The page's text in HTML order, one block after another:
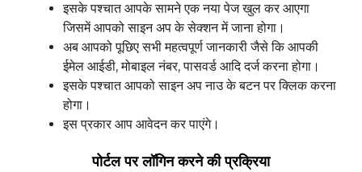
इसके पश्चात आपके सामने एक नया पेज खुल कर आएगा
जिसमें आपको साइन अप के सेक्शन में जाना होगा।
अब आपको पूछिए सभी महत्वपूर्ण जानकारी जैसे कि आपकी
ईमेल आईडी, मोबाइल नंबर, पासवर्ड आदि दर्ज करना होगा।
इसके पश्चात आपको साइन अप नाउ के बटन पर क्लिक करना
होगा।
इस प्रकार आप आवेदन कर पाएंगे।
पोर्टल पर लॉगिन करने की प्रक्रिया